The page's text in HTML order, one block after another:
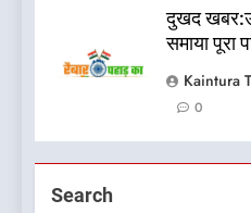
दुखद
समाया पूरा
Kaintura
0
Search